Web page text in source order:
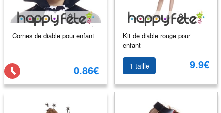
Cornes de diable pour enfant
0.86€
Kit de diable rouge pour
enfant
1 taille 9.9€